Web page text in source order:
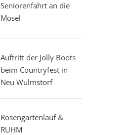
Seniorenfahrt an die
Mosel
Auftritt der Jolly Boots
beim Countryfest in
Neu Wulmstorf
Rosengartenlauf &
RUHM